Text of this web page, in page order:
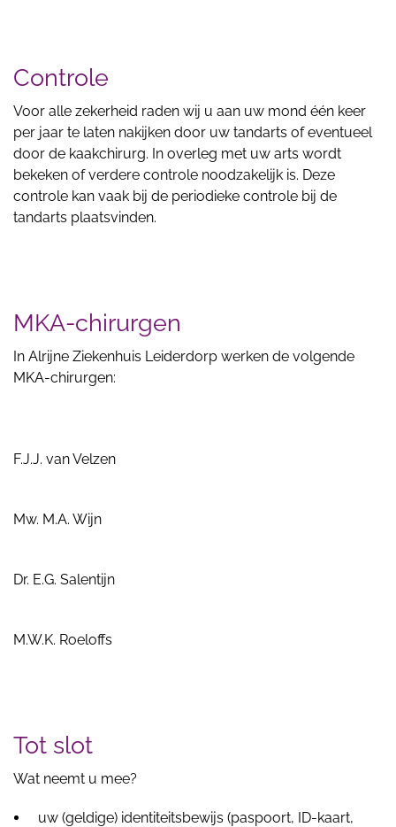
Controle
Voor alle zekerheid raden wij u aan uw mond één keer
per jaar te laten nakijken door uw tandarts of eventueel
door de kaakchirurg. In overleg met uw arts wordt
bekeken of verdere controle noodzakelijk is. Deze
controle kan vaak bij de periodieke controle bij de
tandarts plaatsvinden.
MKA-chirurgen
In Alrijne Ziekenhuis Leiderdorp werken de volgende
MKA-chirurgen:
F.J.J. van Velzen
Mw. M.A. Wijn
Dr. E.G. Salentijn
M.W.K. Roeloffs
Tot slot
Wat neemt u mee?
uw (geldige) identiteitsbewijs (paspoort, ID-kaart,